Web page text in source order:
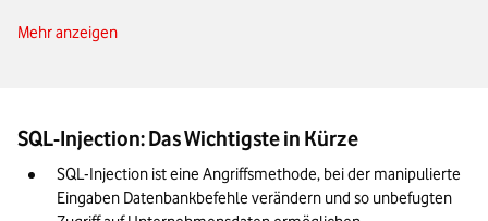
Prepared Statements und parametrisierte Abfragen: Die
Web Application Firewall (WAF) und Server-Security gegen
SQLi
Mehr anzeigen
SQL-Injection: Das Wichtigste in Kürze
SQL-Injection ist eine Angriffsmethode, bei der manipulierte
Eingaben Datenbankbefehle verändern und so unbefugten